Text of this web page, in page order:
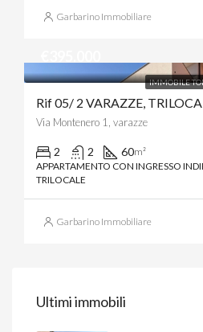
Garbarino Immobiliare
IMMOBILE
Via Montenero 1, varazze
2 2 60m²
APPARTAMENTO CON INGRESSO
TRILOCALE
Garbarino Immobiliare
Ultimi immobili